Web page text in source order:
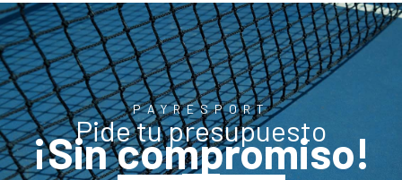
PAYRESPORT
Pide tu presupuesto
¡Sin compromiso!